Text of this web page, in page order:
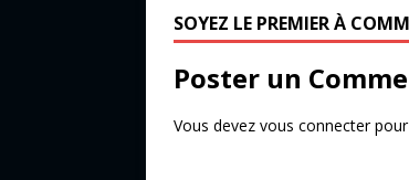
o
o
k
r
SOYEZ LE PREMIER À
Poster un
Vous devez vous connecterpour